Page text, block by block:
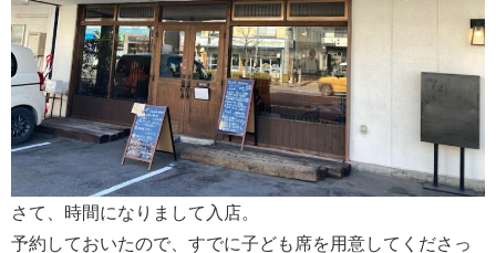
さて、時間になりまして入店。
予約しておいたので、すでに子ども席を用意してくださっ